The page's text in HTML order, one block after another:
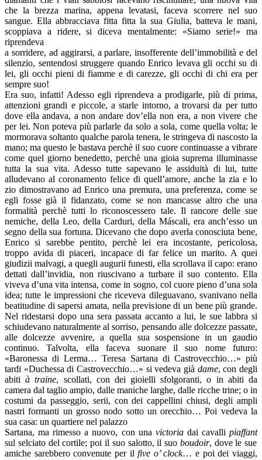
che la brezza marina, appena levatasi, faceva scorrere nel suo
sangue. Ella abbracciava fitta fitta la sua Giulia, batteva le mani,
scoppiava a ridere, si diceva mentalmente: «Siamo serie!» ma
riprendeva
a sorridere, ad aggirarsi, a parlare, insofferente dell’immobilità e del
silenzio, sentendosi struggere quando Enrico levava gli occhi su di
lei, gli occhi pieni di fiamme e di carezze, gli occhi di chi era per
sempre suo!
Era suo, infatti! Adesso egli riprendeva a prodigarle, più di prima,
attenzioni grandi e piccole, a starle intorno, a trovarsi da per tutto
dove ella andava, a non andare dov’ella non era, a non vivere che
per lei. Non poteva più parlarle da solo a sola, come quella volta; le
mormorava soltanto qualche parola tenera, le stringeva di nascosto la
mano; ma questo le bastava perchè il suo cuore continuasse a vibrare
come quel giorno benedetto, perchè una gioia suprema illuminasse
tutta la sua vita. Adesso tutte sapevano le assiduità di lui, tutte
alludevano al coronamento felice di quell’amore, anche la zia e lo
zio dimostravano ad Enrico una premura, una preferenza, come se
egli fosse già il fidanzato, come se non mancasse altro che una
formalità perchè tutti lo riconoscessero tale. Il rancore delle sue
nemiche, della Leo, della Carduri, della Máscali, era anch’esso un
segno della sua fortuna. Dicevano che dopo averla conosciuta bene,
Enrico si sarebbe pentito, perchè lei era incostante, pericolosa,
troppo avida di piaceri, incapace di far felice un marito. A quei
giudizii malvagi, a quegli augurii funesti, ella scrollava il capo: erano
dettati dall’invidia, non riuscivano a turbare il suo contento. Ella
viveva d’una vita intensa, come in sogno, col cuore pieno d’una sola
idea; tutte le impressioni che riceveva dileguavano, svanivano nella
beatitudine di sapersi amata, nella previsione di un bene più grande.
Nel ridestarsi dopo una sera passata accanto a lui, le sue labbra si
schiudevano naturalmente al sorriso, pensando alle dolcezze passate,
alle dolcezze avvenire, a quella sua sospensione in un gaudio
continuo. Talvolta, ella faceva suonare il suo nome futuro:
«Baronessa di Lerma… Teresa Sartana di Castrovecchio…» più
tardi «Duchessa di Castrovecchio…» si vedeva già dame, con degli
abitià traine, scollati, con dei gioielli sfolgoranti, o in abiti da
camera dal taglio ampio, dalle maniche larghe, dalle ricche trine; o in
costumi da passeggio, serii, con dei cappellini chiusi, degli ampli
nastri formanti un grosso nodo sotto un orecchio… Poi vedeva la
sua casa: un quartiere nel palazzo
Sartana, ma rimesso a nuovo, con una victoriadai cavallipiaffant
sul selciato del cortile; poi il suo salotto, il suo boudoir, dove le sue
amiche sarebbero convenute per ilfive o’ clock… e poi dei viaggi,